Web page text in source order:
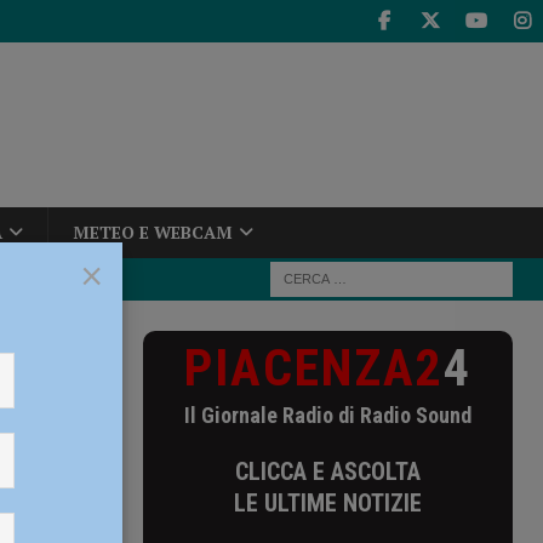
METEO E WEBCAM
di
PIACENZA24
Il Giornale Radio di Radio Sound
CLICCA E ASCOLTA
LE ULTIME NOTIZIE
×